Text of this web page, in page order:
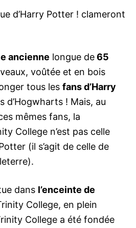
d’Harry Potter ! clameront
ancienne longue de65
voûtée et en bois
tous les fans d’Harry
d’Hogwharts ! Mais, au
mêmes fans, la
College n’est pas celle
(il s’agit de celle de
dans l’enceinte de
College, en plein
College a été fondée